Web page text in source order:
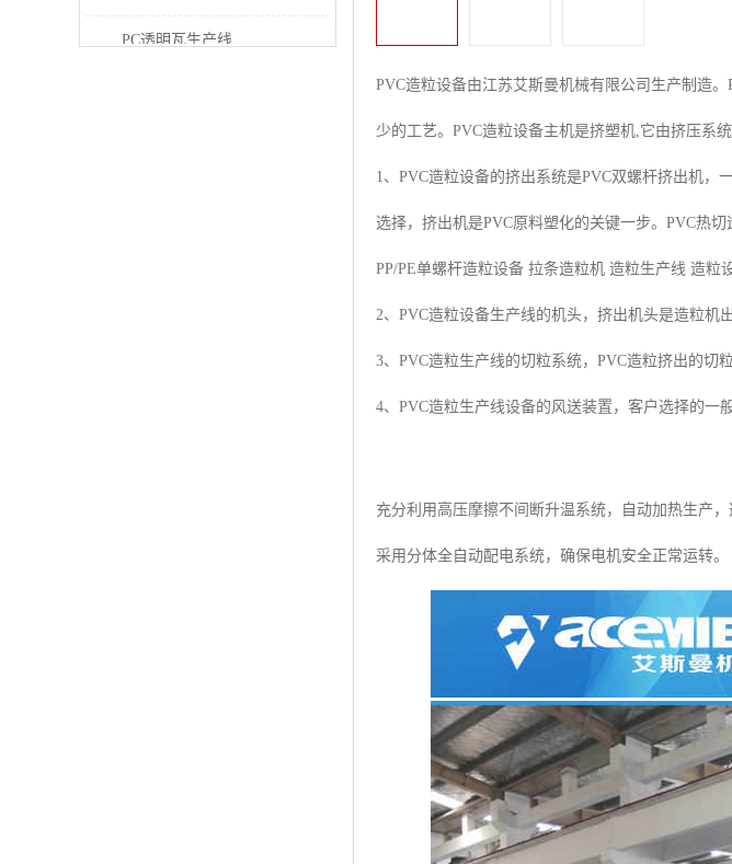
PC透明瓦生产线
PVC造粒设备由江苏艾斯曼机械有限公司生产制造
少的工艺。PVC造粒设备主机是挤塑机,它由挤压系
1、PVC造粒设备的挤出系统是PVC双螺杆挤出机，
选择，挤出机是PVC原料塑化的关键一步。PVC热
PP/PE单螺杆造粒设备 拉条造粒机 造粒生产线 造粒
2、PVC造粒设备生产线的机头，挤出机头是造粒机
3、PVC造粒生产线的切粒系统，PVC造粒挤出的切
4、PVC造粒生产线设备的风送装置，客户选择的一